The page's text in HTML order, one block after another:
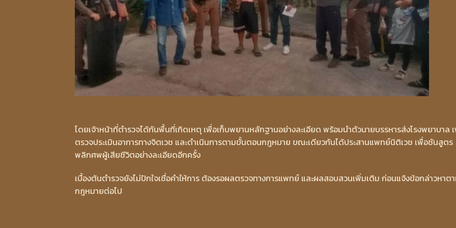
โดยเจ้าหน้าที่ตำรวจได้กันพื้นที่เกิดเหตุ เพื่อเก็บพยานหลักฐานอย่างละเอียด พร้อมนำตัวนายบรรหารส่งโรงพยาบาล
ตรวจประเมินอาการทางจิตเวช และดำเนินการตามขั้นตอนกฎหมาย ขณะเดียวกันได้ประสานแพทย์นิติเวช เพื่อชันสูตร
พลิกศพผู้เสียชีวิตอย่างละเอียดอีกครั้ง
เบื้องต้นตำรวจยังไม่ปักใจเชื่อคำให้การ ต้องรอผลตรวจทางการแพทย์ และผลสอบสวนเพิ่มเติม ก่อนแจ้งข้อกล่าวหาต
กฎหมายต่อไป